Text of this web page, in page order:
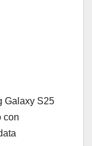
Galaxy S25
con